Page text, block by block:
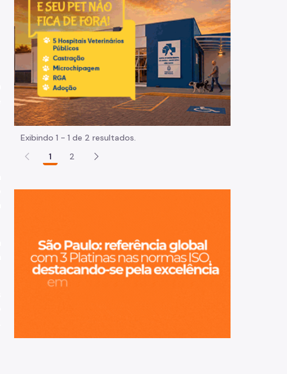
Normas e procedimentos
Exibindo 1 - 1 de 2 resultados.
1
2